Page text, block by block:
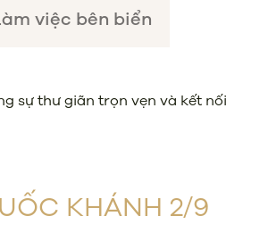
việc bên biển
sự thư giãn trọn vẹn và kết nối
KHÁNH 2/9